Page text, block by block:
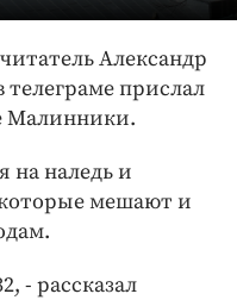
Александр
телеграме прислал
Малинники.
наледь и
мешают и
- рассказал